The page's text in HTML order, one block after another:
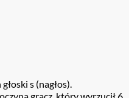
s (nagłos).